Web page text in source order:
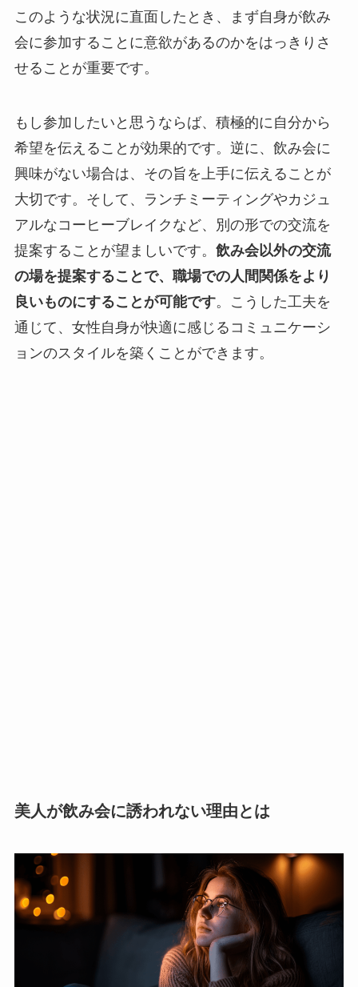
このような状況に直面したとき、まず自身が飲み
会に参加することに意欲があるのかをはっきりさ
せることが重要です。
もし参加したいと思うならば、積極的に自分から
希望を伝えることが効果的です。逆に、飲み会に
興味がない場合は、その旨を上手に伝えることが
大切です。そして、ランチミーティングやカジュ
アルなコーヒーブレイクなど、別の形での交流を
提案することが望ましいです。 飲み会以外の交流
の場を提案することで、職場での人間関係をより
良いものにすることが可能です。こうした工夫を
通じて、女性自身が快適に感じるコミュニケーシ
ョンのスタイルを築くことができます。
美人が飲み会に誘われない理由とは